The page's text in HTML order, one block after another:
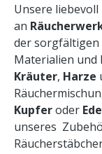
Unsere
an
der
Materialien und
Kräuter, Harze
Kupferoder
unseres